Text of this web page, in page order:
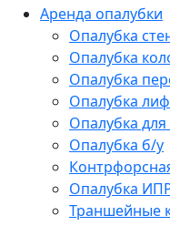
Аренда опалубки
Опалубка
Опалубка
Опалубка
Опалубка
Опалубка
Опалубка б/у
Опалубка
Траншейные